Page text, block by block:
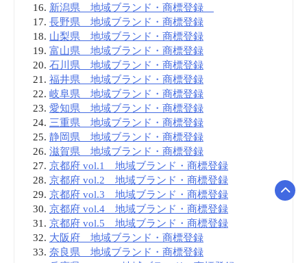
新潟県 地域ブランド・商標登録
長野県 地域ブランド・商標登録
山梨県 地域ブランド・商標登録
富山県 地域ブランド・商標登録
石川県 地域ブランド・商標登録
福井県 地域ブランド・商標登録
岐阜県 地域ブランド・商標登録
愛知県 地域ブランド・商標登録
三重県 地域ブランド・商標登録
静岡県 地域ブランド・商標登録
滋賀県 地域ブランド・商標登録
京都府 vol.1 地域ブランド・商標登録
京都府 vol.2 地域ブランド・商標登録
京都府 vol.3 地域ブランド・商標登録
京都府 vol.4 地域ブランド・商標登録
京都府 vol.5 地域ブランド・商標登録
大阪府 地域ブランド・商標登録
奈良県 地域ブランド・商標登録